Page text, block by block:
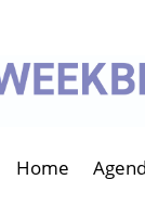
Home